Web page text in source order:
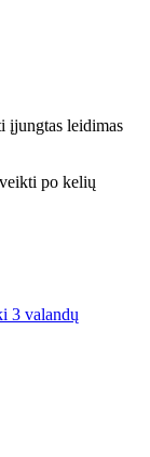
įjungtas leidimas
po kelių
3 valandų